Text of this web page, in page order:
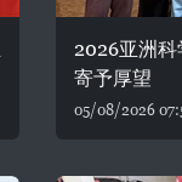
2026亚洲
寄予厚望
05/08/2026